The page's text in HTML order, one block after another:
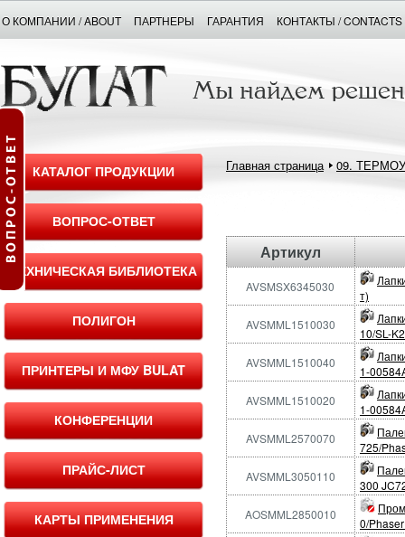
О КОМПАНИИ / ABOUT ПАРТНЕРЫ ГАРАНТИЯ КОНТАКТЫ / CONTACTS
КАТАЛОГ ПРОДУКЦИИ
ВОПРОС-ОТВЕТ
ТЕХНИЧЕСКАЯ БИБЛИОТЕКА
ПОЛИГОН
ПРИНТЕРЫ И МФУ BULAT
КОНФЕРЕНЦИИ
ПРАЙС-ЛИСТ
КАРТЫ ПРИМЕНЕНИЯ
Главная страница 09.
Артикул
AVSMSX6345030
т)
AVSMML1510030
10/SL-
AVSMML1510040
1-
AVSMML1510020
1-
AVSMML2570070
725/
AVSMML3050110
300
AOSMML2850010
0/